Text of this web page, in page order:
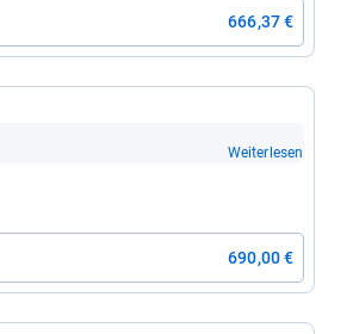
666,37 €
Weiterlesen
690,00 €